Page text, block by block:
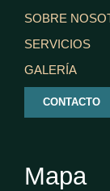
SOBRE
SERVICIOS
GALERÍA
CONTACTO
Mapa